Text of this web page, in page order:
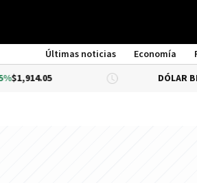
Últimas noticias Economía
DÓLAR BNA